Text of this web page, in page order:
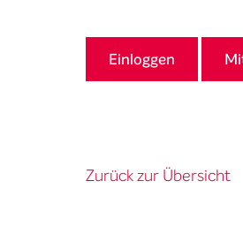
Einloggen
Zurück zur Übersicht